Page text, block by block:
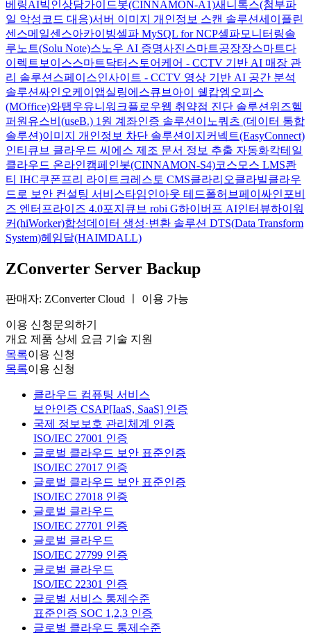
베링AI빅인상담가이드봇(CINNAMON-A1)새니톡스(첨부파
일 악성코드 대응)서버 이미지 개인정보 스캔 솔루션세이플린
센스메일센스아카이빙셀파 MySQL for NCP셀파모니터링솔
루노트(Solu Note)스노우 AI 증명사진스마트공장장스마트다
이렉트보이스스마트닥터 스토어케어 - CCTV 기반 AI 매장 관
리 솔루션 스페이스인사이트 - CCTV 영상 기반 AI 공간 분석
솔루션싸인오케이 앱실링에스큐브아이 쉘캅엠오피스
(MOffice)와탭우유니 워크플로우웹 취약점 진단 솔루션 위즈헬
퍼원 유스비(useB.) 1원 계좌인증 솔루션 이노쿼츠 (데이터 통합
솔루션)이미지 개인정보 차단 솔루션 이지커넥트(EasyConnect)
인티큐브 클라우드 씨에스 제조 문서 정보 추출 자동화칵테일
클라우드 온라인캠페인봇(CINNAMON-S4)코스모스 LMS콴
티 IHC쿠폰프리 라이트 크레스토 CMS클라리오클라빌클라우
드로 보안 컨설팅 서비스타임인아웃 테드폴허브페이싸인 포비
즈 엔터프라이즈 4.0포지큐브 robi G하이버프 AI인터뷰하이워
커(hiWorker)합성데이터 생성·변환 솔루션 DTS(Data Transform
System)헤임달(HAIMDALL)
ZConverter Server Backup
판매자: ZConverter Cloud 이용 가능
이용 신청문의하기
개요 제품 상세 요금 기술 지원
목록이용 신청
목록이용 신청
클라우드 컴퓨팅 서비스
보안인증 CSAP[IaaS, SaaS] 인증
국제 정보보호 관리체계 인증
ISO/IEC 27001 인증
글로벌 클라우드 보안 표준인증
ISO/IEC 27017 인증
글로벌 클라우드 보안 표준인증
ISO/IEC 27018 인증
글로벌 클라우드
ISO/IEC 27701 인증
글로벌 클라우드
ISO/IEC 27799 인증
글로벌 클라우드
ISO/IEC 22301 인증
글로벌 서비스 통제수준
표준인증 SOC 1,2,3 인증
글로벌 클라우드 통제수준